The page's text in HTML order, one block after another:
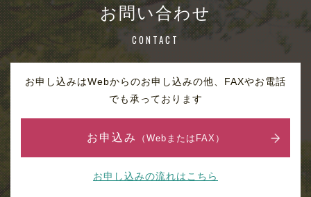
お問い合わせ
CONTACT
お申し込みはWebからのお申し込みの他、FAXやお電話
でも承っております
お申込み （WebまたはFAX）
お申し込みの流れはこちら